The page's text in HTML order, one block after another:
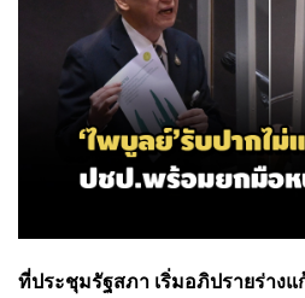
ที่ประชุมรัฐสภา เริ่มอภิปรายร่าง